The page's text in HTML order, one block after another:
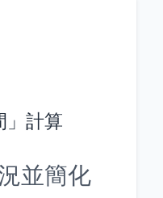
」計算
並簡化